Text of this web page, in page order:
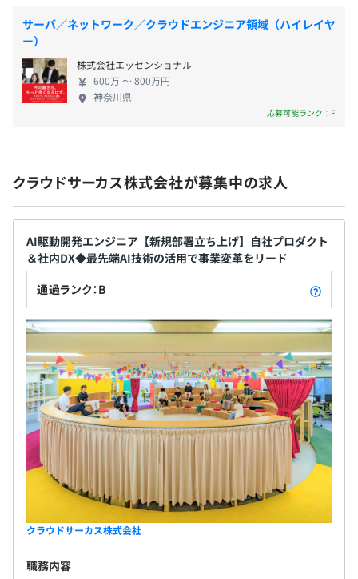
corei7、メモリ：16G、HDD：500GB程度のWindowsデ
スクトップPCとMacBookProの2台持ち
27inch以上のデュアルディスプレイ
Chef、Docker、AWS CloudFormation、Ansible、
OpenStack、Kubernetes、Amazon ECS、Amazon
Elastic Kubernetes Service、Zabbix、Amazon
CloudWatch
BigQuery
無期雇用
IZANAIが加速 2．MA「BowNow」による商談創出だ
けでなく、カスタマーサクセス「Fullstar」、CVR向
上のチャット接客「IZANAI」が近年急伸。導入拡大
に伴い、マーケからCS、コンバージョン最適化まで
一貫して“売上に効く”支援を提供しています。 3．エ
ズに合わせて、現場発のアイデアが迅速に機能とし
てリリースされます。 5．AIネイティブなプロダクト
進化 6．生成AI／LLM／RAG／MLOpsを活用し、
FullstarのCSオペレーション高度化やIZANAIの接客
精度・CVR改善を継続的にアップデート。データとAI
を軸に、体験価値と開発速度を同時に引き上げます。
7．導入実績に裏打ちされた信頼とスケール 8．電子
ブック「ActiBook」、AR「COCOAR/LESSAR」、
CMS「BlueMonkey」などの実績を背景に、“使われ
続ける”プロダクト運営を徹底。国内外の多様な業界
で成果事例が増加中です。 9．挑戦と安定を両立する
基盤 10．上場企業グループの資本力と、ベンチャー
ライクなスピード感。若手が権限を持ち、失敗を許
容する文化のもとで、新規プロダクトを連続的に立
ち上げる土壌があります。
サーバ／ネットワーク／クラウドエンジニア領域（ハイレイヤ
ー）
株式会社エッセンショナル
600万 〜 800万円
神奈川県
応募可能ランク：F
クラウドサーカス株式会社が募集中の求人
AI駆動開発エンジニア【新規部署立ち上げ】自社プロダクト
＆社内DX◆最先端AI技術の活用で事業変革をリード
通過ランク：B
クラウドサーカス株式会社
職務内容